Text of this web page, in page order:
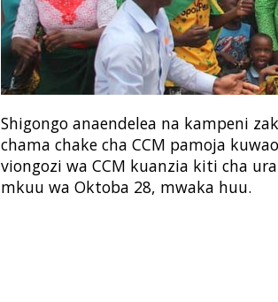
Shigongo anaendelea na kampeni
chama chake cha CCM pamoja
viongozi wa CCM kuanzia kiti cha
mkuu wa Oktoba 28, mwaka huu.